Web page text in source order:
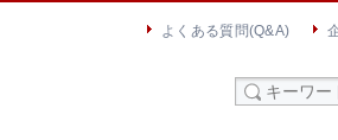
よくある質問(Q&A)